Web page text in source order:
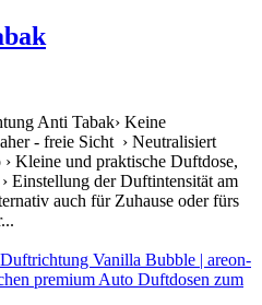
Anti Tabak› Keine
- freie Sicht › Neutralisiert
Kleine und praktische Duftdose,
Einstellung der Duftintensität am
auch für Zuhause oder fürs